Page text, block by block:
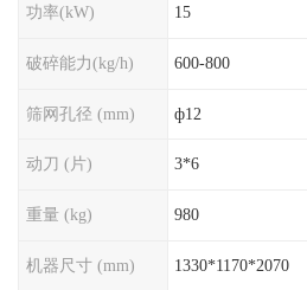
功率(kW) 15
破碎能力(kg/h) 600-800
筛网孔径 (mm) ф12
动刀 (片) 3*6
重量 (kg) 980
机器尺寸 (mm) 1330*1170*2070